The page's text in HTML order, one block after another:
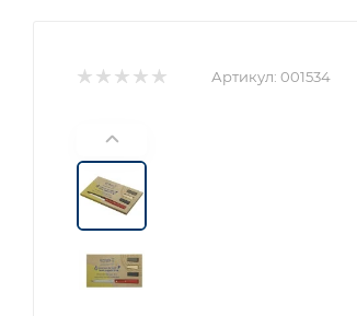
Артикул: 001534